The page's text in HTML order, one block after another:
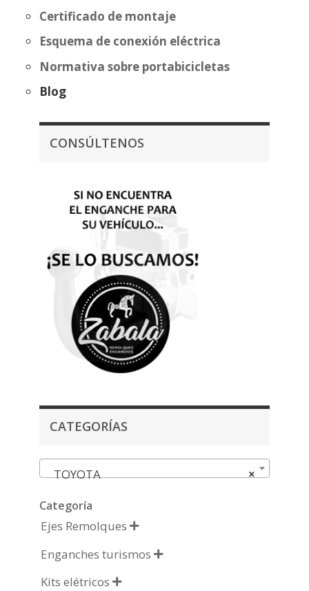
Certificado de montaje
Esquema de conexión eléctrica
Normativa sobre portabicicletas
Blog
CONSÚLTENOS
CATEGORÍAS
×
TOYOTA
Categoría
Ejes Remolques 
Enganches turismos 
Kits elétricos 